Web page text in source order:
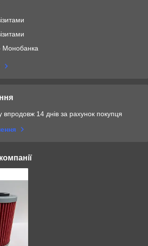
Монобанка
14 днів за рахунок покупця